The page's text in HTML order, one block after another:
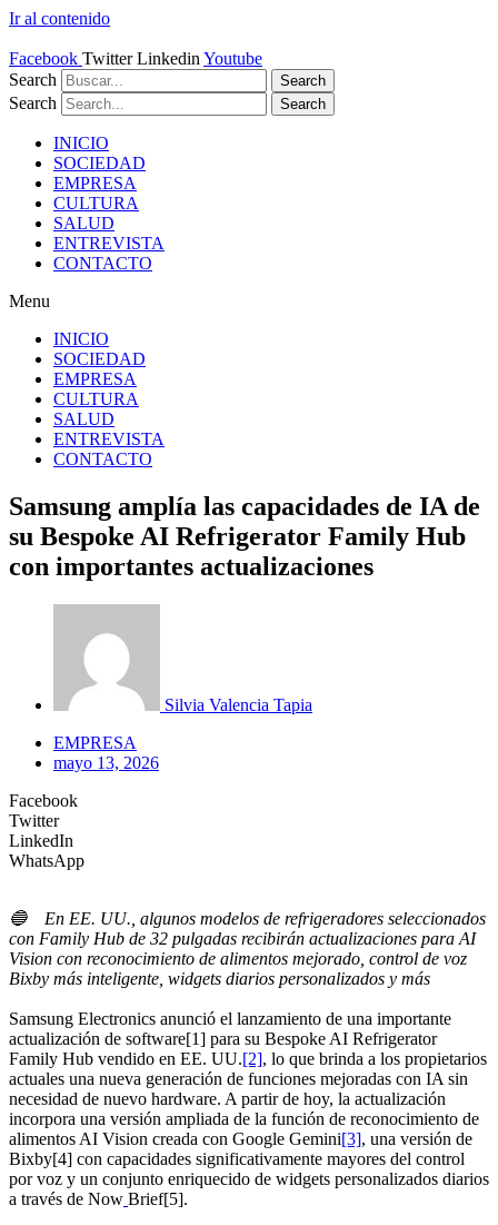
Ir al contenido
Facebook Twitter Linkedin Youtube
Search
Search
Search Search
INICIO
SOCIEDAD
EMPRESA
CULTURA
SALUD
ENTREVISTA
CONTACTO
Menu
INICIO
SOCIEDAD
EMPRESA
CULTURA
SALUD
ENTREVISTA
CONTACTO
Samsung amplía las capacidades de IA de
su Bespoke AI Refrigerator Family Hub
con importantes actualizaciones
Silvia Valencia Tapia
EMPRESA
mayo 13, 2026
Facebook
Twitter
LinkedIn
WhatsApp
🔵 En EE. UU., algunos modelos de refrigeradores seleccionados
con Family Hub de 32 pulgadas recibirán actualizaciones para AI
Vision con reconocimiento de alimentos mejorado, control de voz
Bixby más inteligente, widgets diarios personalizados y más
Samsung Electronics anunció el lanzamiento de una importante
actualización de software[1] para su Bespoke AI Refrigerator
Family Hub vendido en EE. UU.[2], lo que brinda a los propietarios
actuales una nueva generación de funciones mejoradas con IA sin
necesidad de nuevo hardware. A partir de hoy, la actualización
incorpora una versión ampliada de la función de reconocimiento de
alimentos AI Vision creada con Google Gemini[3], una versión de
Bixby[4] con capacidades significativamente mayores del control
por voz y un conjunto enriquecido de widgets personalizados diarios
a través de Now Brief[5].